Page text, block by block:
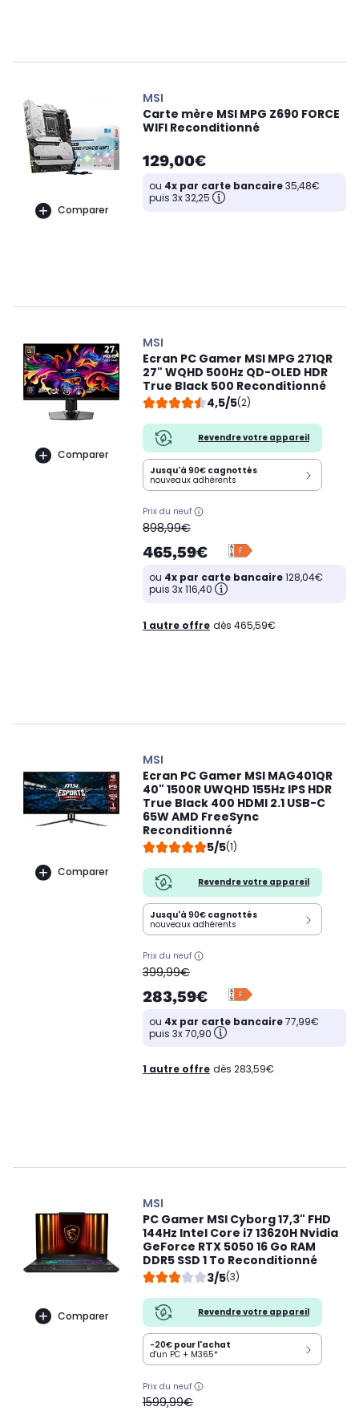
Comparer
MSI
Carte mère MSI MPG Z690 FORCE
WIFI Reconditionné
129,00€
ou 4x par carte bancaire35,48€
puis 3x 32,25
Comparer
MSI
Ecran PC Gamer MSI MPG 271QR
27" WQHD 500Hz QD-OLED HDR
True Black 500 Reconditionné
4,5/5(2)
Revendre votre appareil
Jusqu'à 90€ cagnottés
nouveaux adhérents
Prix du neuf
oldPrice
898,99€
465,59€
ou 4x par carte bancaire128,04€
puis 3x 116,40
1 autre offre dès 465,59€
Comparer
MSI
Ecran PC Gamer MSI MAG401QR
40" 1500R UWQHD 155Hz IPS HDR
True Black 400 HDMI 2.1 USB-C
65W AMD FreeSync
Reconditionné
5/5(1)
Revendre votre appareil
Jusqu'à 90€ cagnottés
nouveaux adhérents
Prix du neuf
oldPrice
399,99€
283,59€
ou 4x par carte bancaire77,99€
puis 3x 70,90
1 autre offre dès 283,59€
Comparer
MSI
PC Gamer MSI Cyborg 17,3" FHD
144Hz Intel Core i7 13620H Nvidia
GeForce RTX 5050 16 Go RAM
DDR5 SSD 1 To Reconditionné
3/5(3)
Revendre votre appareil
-20€ pour l'achat
d'un PC + M365*
Prix du neuf
oldPrice
1599,99€